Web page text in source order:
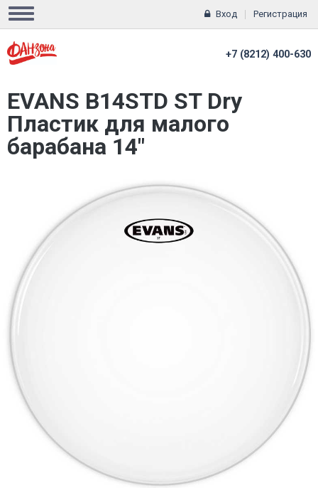
Вход Регистрация
+7 (8212) 400-630
EVANS B14STD ST Dry
Пластик для малого
барабана 14"